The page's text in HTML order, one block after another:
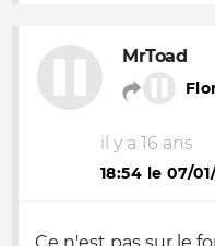
MrToad
il y a 16 ans
18:54 le 07/